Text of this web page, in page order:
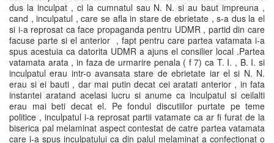
dus la inculpat , ci la cumnatul sau N. N. si au baut impreuna ,
cand , inculpatul , care se afla in stare de ebrietate , s-a dus la el
si i-a reprosat ca face propaganda pentru UDMR , partid din care
facuse parte si el anterior , fapt pentru care partea vatamata i-a
spus acestuia ca datorita UDMR a ajuns el consilier local .Partea
vatamata arata , in faza de urmarire penala ( f 7) ca T. I. , B. I. si
inculpatul erau intr-o avansata stare de ebrietate iar el si N. N.
erau si ei bauti , dar mai putin decat cei aratati anterior , in fata
instantei aratand acelasi lucru si anume ca inculpatul si ceilalti
erau mai beti decat el. Pe fondul discutiilor purtate pe teme
politice , inculpatul i-a reprosat partii vatamate ca ar fi furat de la
biserica pal melaminat aspect contestat de catre partea vatamata
care i-a spus inculpatului ca din palul melaminat a confectionat o